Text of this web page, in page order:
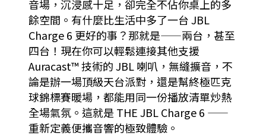
音場，沉浸感十足，卻完全不佔你桌上的多
餘空間。有什麼比生活中多了一台 JBL
Charge 6 更好的事？那就是——兩台，甚至
四台！現在你可以輕鬆連接其他支援
Auracast™ 技術的 JBL 喇叭，無縫擴音，不
論是辦一場頂級天台派對，還是幫終極匹克
球錦標賽暖場，都能用同一份播放清單炒熱
全場氣氛。這就是 THE JBL Charge 6 ——
重新定義便攜音響的極致體驗。